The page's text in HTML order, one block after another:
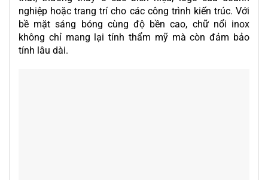
nghiệp hoặc trang trí cho các công trình kiến trúc. Với
bề mặt sáng bóng cùng độ bền cao, chữ nổi inox
không chỉ mang lại tính thẩm mỹ mà còn đảm bảo
tính lâu dài.